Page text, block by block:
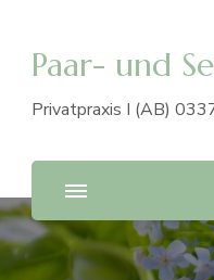
Paar- und
Privatpraxis I (AB)